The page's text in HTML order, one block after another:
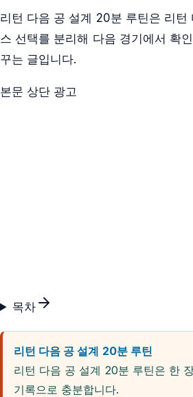
리턴 다음 공 설계 20분 루틴은 리턴
스 선택를 분리해 다음 경기에서 확
꾸는 글입니다.
본문 상단 광고
목차
리턴 다음 공 설계 20분 루틴
리턴 다음 공 설계 20분 루틴은 한
기록으로 충분합니다.